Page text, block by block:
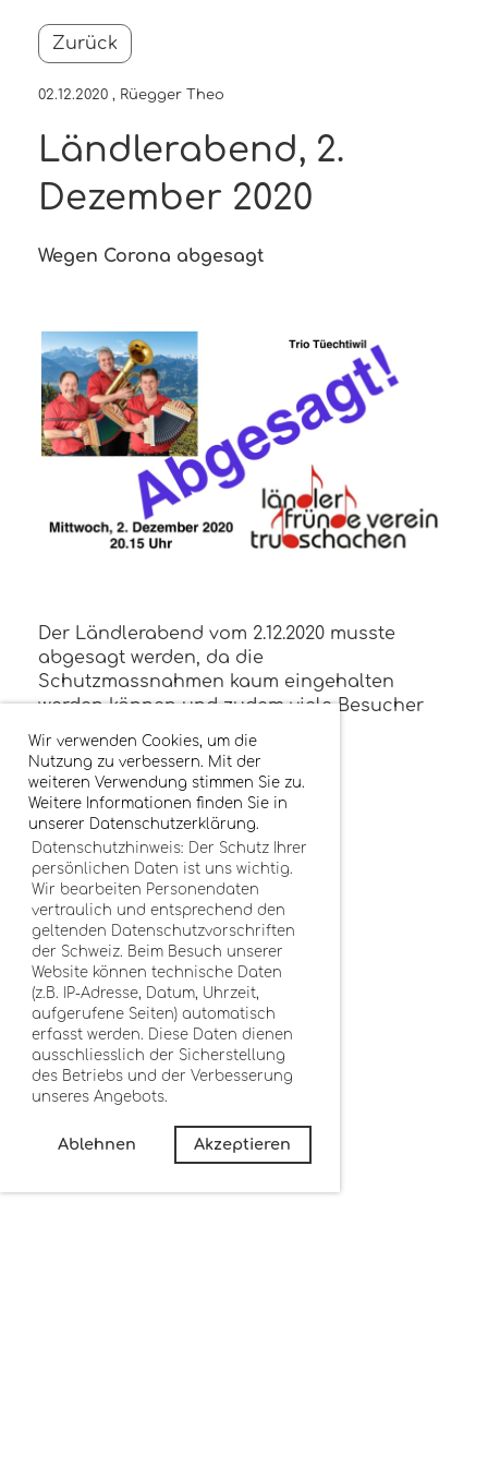
Wir verwenden Cookies, um die
Nutzung zu verbessern. Mit der
weiteren Verwendung stimmen Sie zu.
Weitere Informationen finden Sie in
unserer Datenschutzerklärung.
Datenschutzhinweis: Der Schutz Ihrer
persönlichen Daten ist uns wichtig.
Wir bearbeiten Personendaten
vertraulich und entsprechend den
geltenden Datenschutzvorschriften
der Schweiz. Beim Besuch unserer
Website können technische Daten
(z.B. IP-Adresse, Datum, Uhrzeit,
aufgerufene Seiten) automatisch
erfasst werden. Diese Daten dienen
ausschliesslich der Sicherstellung
des Betriebs und der Verbesserung
unseres Angebots.
Ablehnen Akzeptieren
Zurück
02.12.2020 , Rüegger Theo
Ländlerabend, 2.
Dezember 2020
Wegen Corona abgesagt
Der Ländlerabend vom 2.12.2020 musste
abgesagt werden, da die
Schutzmassnahmen kaum eingehalten
werden können und zudem viele Besucher